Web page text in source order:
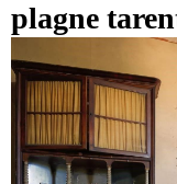
CONTACT
plagne